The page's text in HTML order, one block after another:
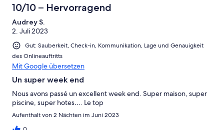
10/10 – Hervorragend
Audrey S.
2. Juli 2023
Gut: Sauberkeit, Check-in, Kommunikation, Lage und Genauigkeit
des Onlineauftritts
Mit Google übersetzen
Un super week end
Nous avons passé un excellent week end. Super maison, super
piscine, super hotes…. Le top
Aufenthalt von 2 Nächten im Juni 2023